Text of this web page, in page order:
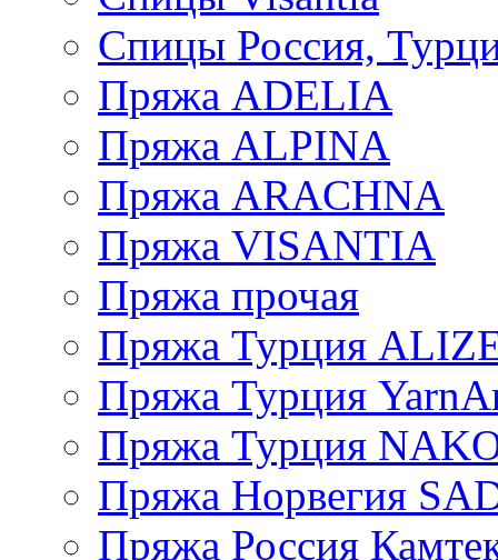
Спицы Россия,
Пряжа ADELIA
Пряжа ALPINA
Пряжа ARACHNA
Пряжа VISANTIA
Пряжа прочая
Пряжа Турция
Пряжа Турция
Пряжа Турция
Пряжа Норвегия
Пряжа Россия